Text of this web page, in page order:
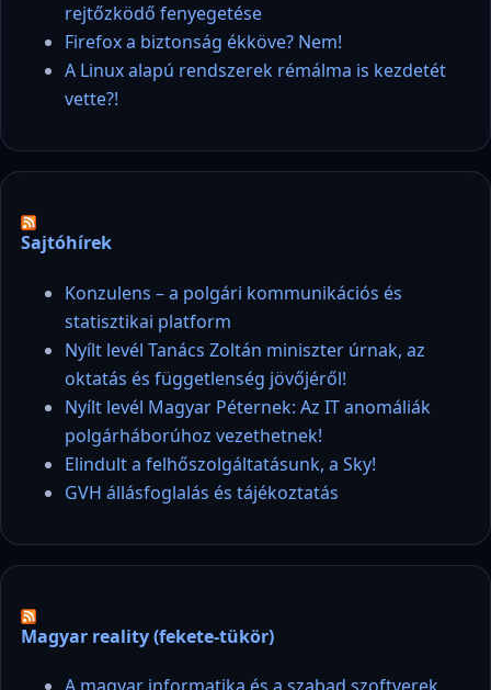
rejtőzködő fenyegetése
Firefox a biztonság ékköve? Nem!
A Linux alapú rendszerek rémálma is kezdetét
vette?!
Sajtóhírek
Konzulens – a polgári kommunikációs és
statisztikai platform
Nyílt levél Tanács Zoltán miniszter úrnak, az
oktatás és függetlenség jövőjéről!
Nyílt levél Magyar Péternek: Az IT anomáliák
polgárháborúhoz vezethetnek!
Elindult a felhőszolgáltatásunk, a Sky!
GVH állásfoglalás és tájékoztatás
Magyar reality (fekete-tükör)